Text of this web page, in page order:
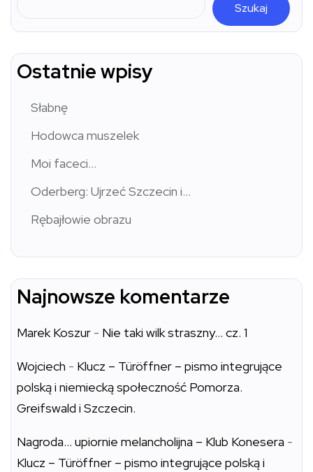
Szukaj
Ostatnie wpisy
Słabnę
Hodowca muszelek
Moi faceci…
Oderberg: Ujrzeć Szczecin i…
Rębajłowie obrazu
Najnowsze komentarze
Marek Koszur - Nie taki wilk straszny… cz. 1
Wojciech - Klucz – Türöffner – pismo integrujące
polską i niemiecką społeczność Pomorza.
Greifswald i Szczecin.
Nagroda… upiornie melancholijna – Klub Konesera -
Klucz – Türöffner – pismo integrujące polską i